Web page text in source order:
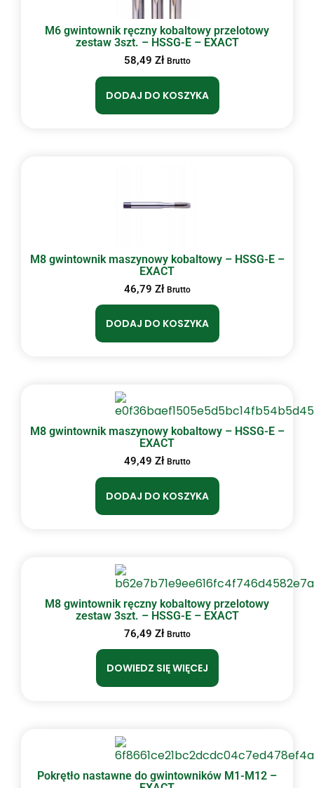
M6 gwintownik ręczny kobaltowy przelotowy
zestaw 3szt. – HSSG-E – EXACT
58,49 Zł Brutto
DODAJ DO KOSZYKA
M8 gwintownik maszynowy kobaltowy – HSSG-E –
EXACT
46,79 Zł Brutto
DODAJ DO KOSZYKA
M8 gwintownik maszynowy kobaltowy – HSSG-E –
EXACT
49,49 Zł Brutto
DODAJ DO KOSZYKA
M8 gwintownik ręczny kobaltowy przelotowy
zestaw 3szt. – HSSG-E – EXACT
76,49 Zł Brutto
DOWIEDZ SIĘ WIĘCEJ
Pokrętło nastawne do gwintowników M1-M12 –